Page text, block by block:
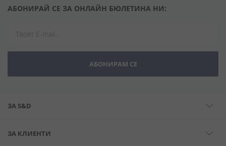
АБОНИРАЙ СЕ ЗА ОНЛАЙН БЮЛЕТИНА НИ:
АБОНИРАМ СЕ
ЗА S&D
ЗА КЛИЕНТИ